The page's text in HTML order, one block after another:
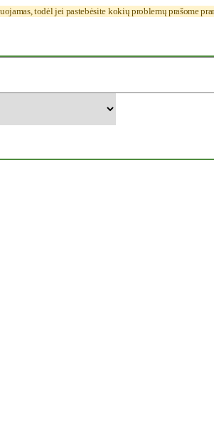
todėl jei pastebėsite kokių problemų prašome